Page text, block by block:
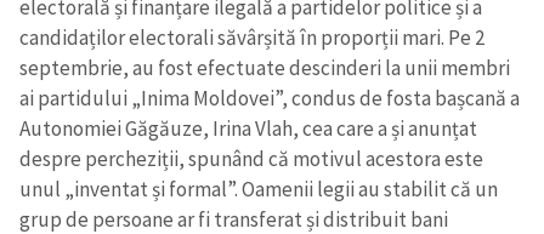
electorală și finanțare ilegală a partidelor politice și a
candidaților electorali săvârșită în proporții mari. Pe 2
septembrie, au fost efectuate descinderi la unii membri
ai partidului „Inima Moldovei”, condus de fosta bașcană a
Autonomiei Găgăuze, Irina Vlah, cea care a și anunțat
despre percheziții, spunând că motivul acestora este
unul „inventat și formal”. Oamenii legii au stabilit că un
grup de persoane ar fi transferat și distribuit bani